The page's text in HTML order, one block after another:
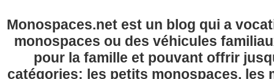
Monospaces.net est un blog qui a
monospaces ou des véhicules
pour la famille et pouvant offrir
catégories: les petits monospaces, les